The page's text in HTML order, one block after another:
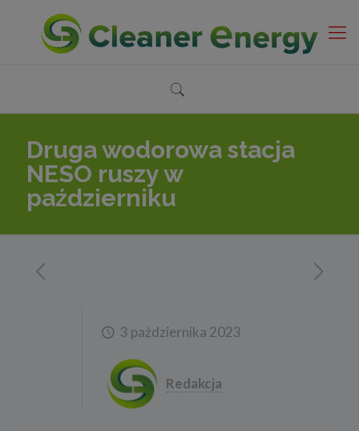
Druga wodorowa stacja
NESO ruszy w
październiku
3 października 2023
Redakcja